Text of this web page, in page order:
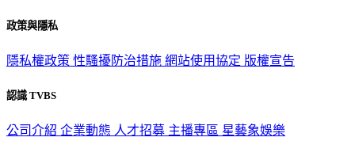
政策與隱私
隱私權政策 性騷擾防治措施 網站使用協定 版權宣告
認識 TVBS
公司介紹 企業動態 人才招募 主播專區 星藝象娛樂